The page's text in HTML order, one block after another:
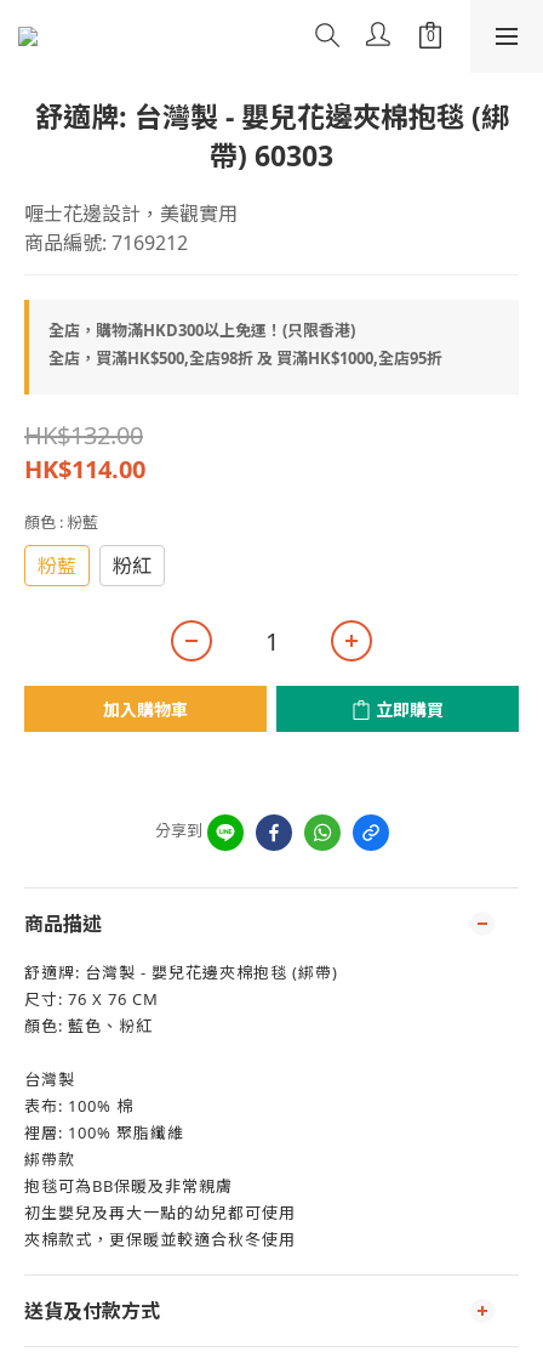
舒適牌: 台灣製 - 嬰兒花邊夾棉抱毯 (綁
帶) 60303
喱士花邊設計，美觀實用
商品編號: 7169212
全店，購物滿HKD300以上免運！(只限香港)
全店，買滿HK$500,全店98折 及 買滿HK$1000,全店95折
HK$132.00
HK$114.00
顏色 : 粉藍
粉藍 粉紅
加入購物車 立即購買
分享到
商品描述
舒適牌: 台灣製 - 嬰兒花邊夾棉抱毯 (綁帶)
尺寸: 76 X 76 CM
顏色: 藍色、粉紅
台灣製
表布: 100% 棉
裡層: 100% 聚脂纖維
綁帶款
抱毯可為BB保暖及非常親膚
初生嬰兒及再大一點的幼兒都可使用
夾棉款式，更保暖並較適合秋冬使用
送貨及付款方式